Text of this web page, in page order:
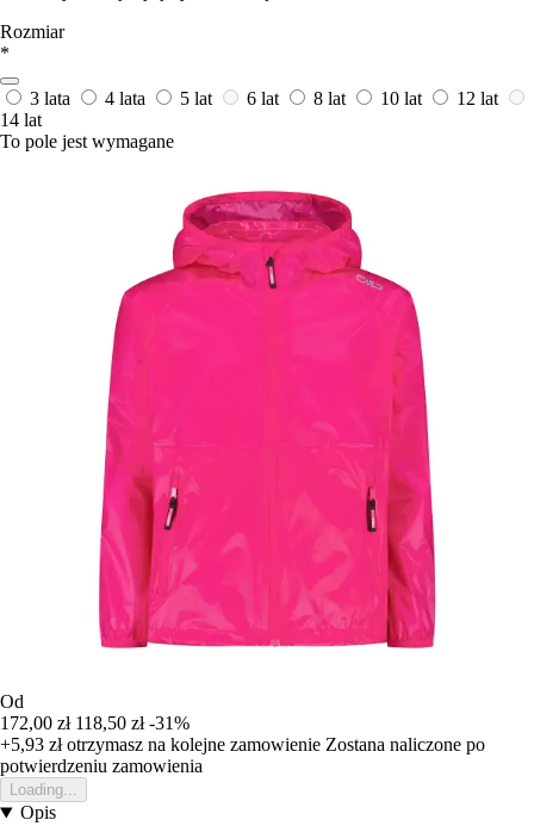
Rozmiar
*
3 lata 4 lata 5 lat 6 lat 8 lat 10 lat
12 lat
14 lat
To pole jest wymagane
Od
172,00 zł 118,50 zł -31%
+5,93 złotrzymasz na kolejne zamowienie Zostana naliczone po
potwierdzeniu zamowienia
Loading...
Opis